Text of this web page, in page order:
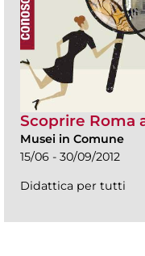
Scoprire Roma
Musei in Comune
15/06 - 30/09/2012
Didattica per tutti